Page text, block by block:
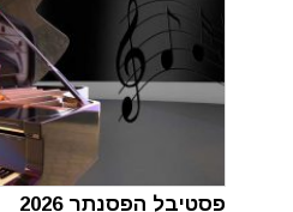
פסטיבל הפסנתר 2026